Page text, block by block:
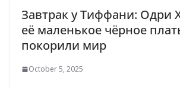
Завтрак у Тиффани: Одри
её маленькое чёрное
покорили мир
October 5, 2025